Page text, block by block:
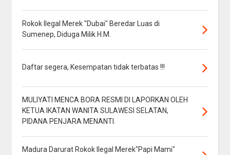
Rokok Ilegal Merek "Dubai" Beredar Luas di
Sumenep, Diduga Milik H.M.
Daftar segera, Kesempatan tidak terbatas !!!
MULIYATI MENCA BORA RESMI DI LAPORKAN OLEH
KETUA IKATAN WANITA SULAWESI SELATAN,
PIDANA PENJARA MENANTI.
Madura Darurat Rokok Ilegal Merek"Papi Mami"